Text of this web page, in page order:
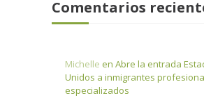
Comentarios
Michelle en Abre la entrada
Unidos a inmigrantes
especializados